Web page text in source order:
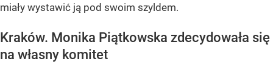
miały wystawić ją pod swoim szyldem.
Kraków. Monika Piątkowska zdecydowała się
na własny komitet